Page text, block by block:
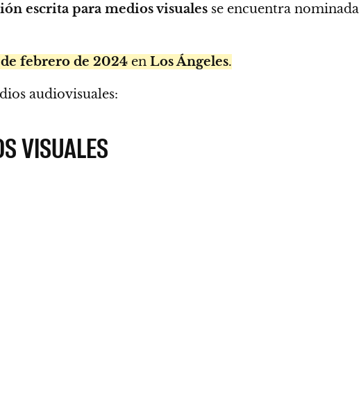
escrita para medios visuales se encuentra nominada
febrero de 2024 en Los Ángeles.
audiovisuales:
VISUALES